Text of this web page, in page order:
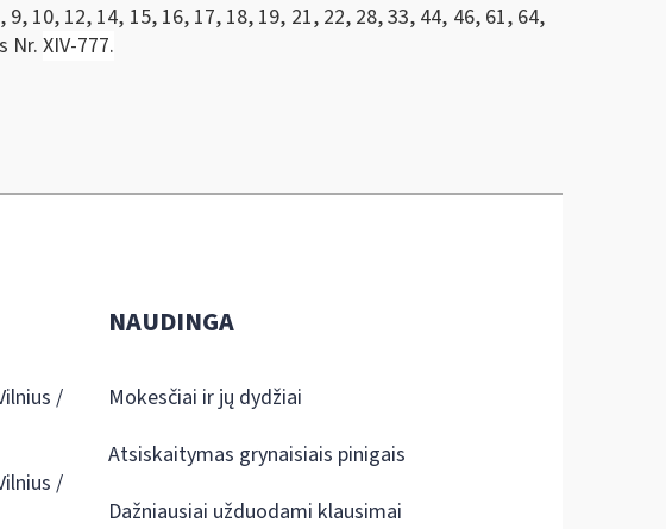
10, 12, 14, 15, 16, 17, 18, 19, 21, 22, 28, 33, 44, 46, 61, 64,
Nr. XIV-777.
/
/
NAUDINGA
Mokesčiai ir jų dydžiai
Atsiskaitymas grynaisiais pinigais
Dažniausiai užduodami klausimai